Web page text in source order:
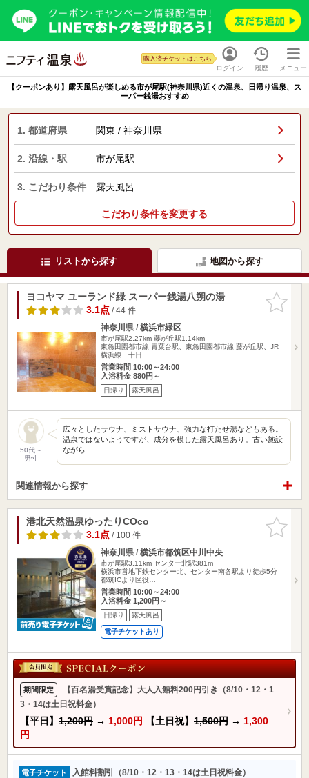
ログイン
購入済チケットはこちら
履歴 メニュー
【クーポンあり】露天風呂が楽しめる市が尾駅(神奈川県)近くの温泉、日帰り温泉、ス
ーパー銭湯おすすめ
1. 都道府県 関東 / 神奈川県
2. 沿線・駅 市が尾駅
3. こだわり条件 露天風呂
こだわり条件を変更する
リストから探す 地図から探す
お気に入
りに追加
ヨコヤマ ユーランド緑 スーパー銭湯八朔の湯
3.1点/ 44 件
神奈川県 / 横浜市緑区
市が尾駅2.27km 藤が丘駅1.14km
東急田園都市線 青葉台駅、東急田園都市線 藤が丘駅、JR
横浜線 十日…
営業時間 10:00～24:00
入浴料金 880円～
日帰り 露天風呂
50代～
男性
広々としたサウナ、ミストサウナ、強力な打たせ湯などもある。
温泉ではないようですが、成分を模した露天風呂あり。古い施設
ながら…
関連情報から探す
お気に入
りに追加
港北天然温泉ゆったりCOco
3.1点/ 100 件
神奈川県 / 横浜市都筑区中川中央
市が尾駅3.11km センター北駅381m
横浜市営地下鉄センター北、センター南各駅より徒歩5分
都筑ICより区役…
営業時間 10:00～24:00
入浴料金 1,200円～
日帰り 露天風呂
電子チケットあり
期間限定
【百名湯受賞記念】大人入館料200円引き（8/10・12・1
3・14は土日祝料金）
【平日】 1,200円 → 1,000円 【土日祝】 1,500円 → 1,300
円
電子チケット 入館料割引（8/10・12・13・14は土日祝料金）